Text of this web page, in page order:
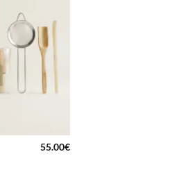
lemmikuks
55.00€